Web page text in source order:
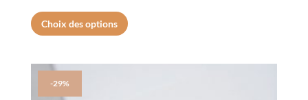
prix
initial
49.00€.
prix
actuel
25.00€.
Choix des options
produit
plusieurs
-29%